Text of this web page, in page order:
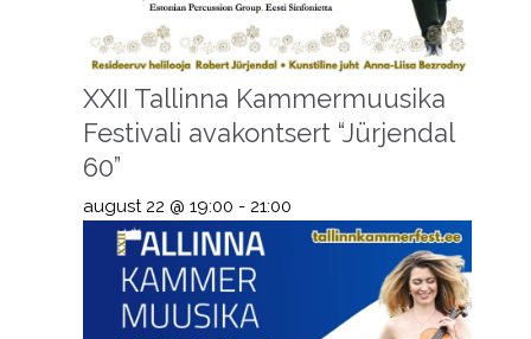
XXII Tallinna Kammermuusika
Festivali avakontsert “Jürjendal
60”
august 22 @ 19:00 - 21:00